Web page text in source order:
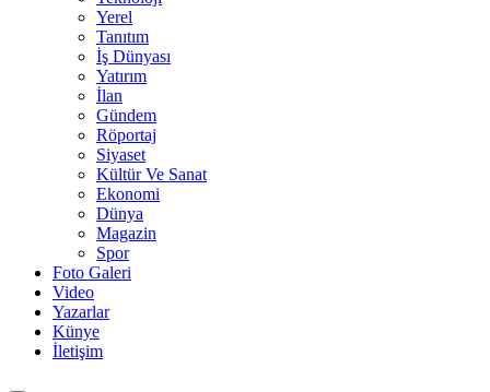
Yerel
Tanıtım
İş Dünyası
Yatırım
İlan
Gündem
Röportaj
Siyaset
Kültür Ve Sanat
Ekonomi
Dünya
Magazin
Spor
Foto Galeri
Video
Yazarlar
Künye
İletişim